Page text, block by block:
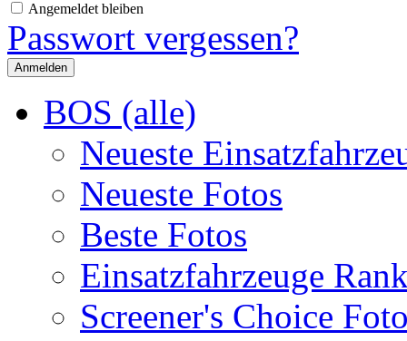
Angemeldet bleiben
Passwort vergessen?
BOS (alle)
Neueste
Neueste Fotos
Beste Fotos
Einsatzfahrzeuge
Screener's Choice